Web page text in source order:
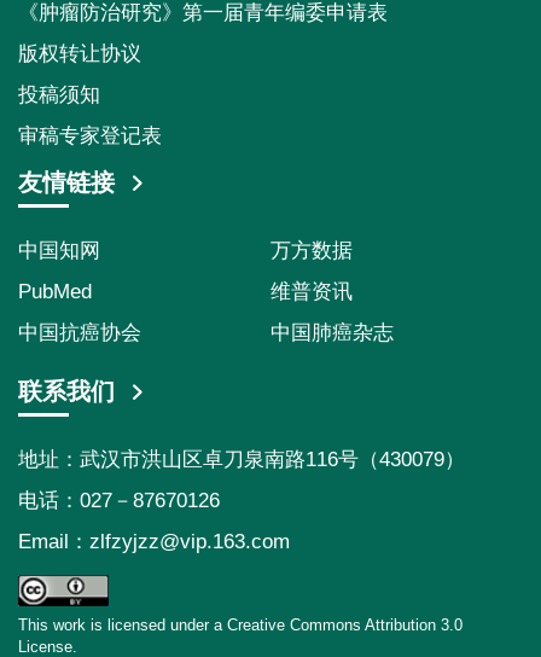
《肿瘤防治研究》第一届青年编委申请表
版权转让协议
投稿须知
审稿专家登记表
友情链接
中国知网
万方数据
PubMed
维普资讯
中国抗癌协会
中国肺癌杂志
联系我们
地址：武汉市洪山区卓刀泉南路116号（430079）
电话：027－87670126
Email： zlfzyjzz@vip.163.com
This work is licensed under a Creative Commons Attribution 3.0
License.